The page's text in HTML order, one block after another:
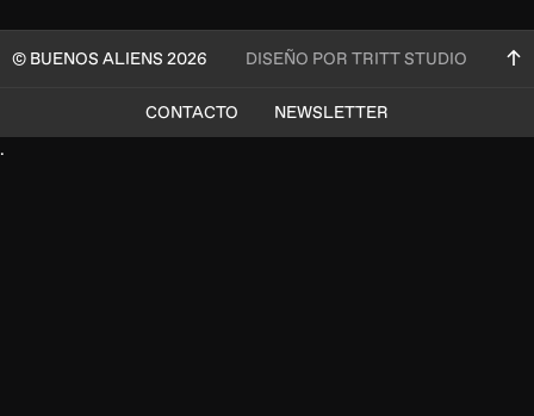
© BUENOS ALIENS 2026 DISEÑO POR TRITT STUDIO
CONTACTO
NEWSLETTER
.